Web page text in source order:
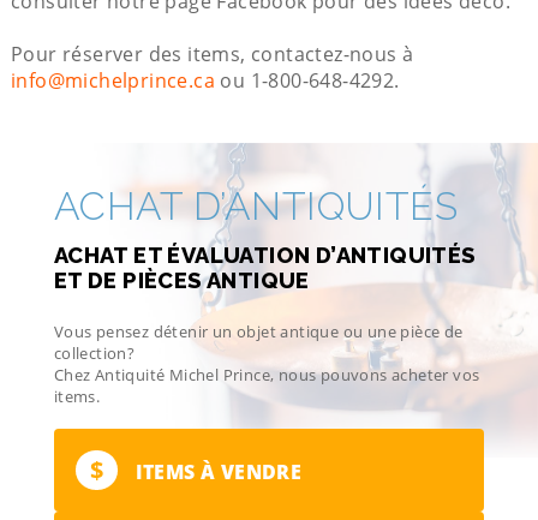
Pour réserver des items, contactez-nous à
info@michelprince.ca ou 1-800-648-4292.
ACHAT D’ANTIQUITÉS
ACHAT ET ÉVALUATION D’ANTIQUITÉS
ET DE PIÈCES ANTIQUE
Vous pensez détenir un objet antique ou une pièce de
collection?
Chez Antiquité Michel Prince, nous pouvons acheter vos
items.
$ ITEMS À VENDRE